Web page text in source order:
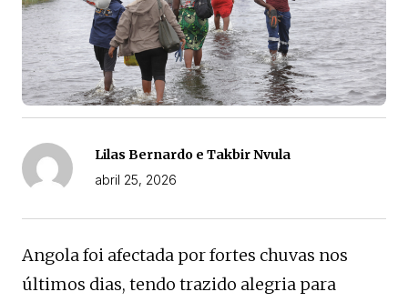
Lilas Bernardo e Takbir Nvula
abril 25, 2026
Angola foi afectada por fortes chuvas nos
últimos dias, tendo trazido alegria para